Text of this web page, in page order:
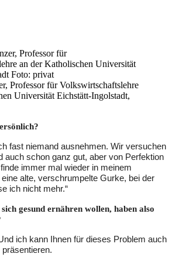
Professor für Volkswirtschaftslehre
Universität Eichstätt-Ingolstadt,
fast niemand ausnehmen. Wir versuchen
auch schon ganz gut, aber von Perfektion
immer mal wieder in meinem
alte, verschrumpelte Gurke, bei der
ich nicht mehr.“
gesund ernähren wollen, haben also
ich kann Ihnen für dieses Problem auch